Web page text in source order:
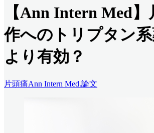
【Ann Intern Med
作へのトリプタン系
より有効？
片頭痛Ann Intern Med.論文